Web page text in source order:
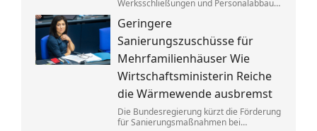
Werksschließungen und Personalabbau
Clan zu lange. Die Familie fordert die
Aufgabe von »Denkverboten«.
Geringere
Sanierungszuschüsse für
Mehrfamilienhäuser Wie
Wirtschaftsministerin Reiche
die Wärmewende ausbremst
Die Bundesregierung kürzt die Förderung
für Sanierungsmaßnahmen bei